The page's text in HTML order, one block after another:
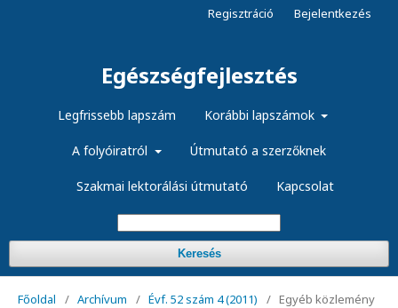
Egészségfejlesztés
Legfrissebb lapszám Korábbi lapszámok
A folyóiratról Útmutató a szerzőknek
Szakmai lektorálási útmutató Kapcsolat
Keresés
Regisztráció Bejelentkezés
Főoldal / Archívum / Évf. 52 szám 4 (2011) / Egyéb közlemény